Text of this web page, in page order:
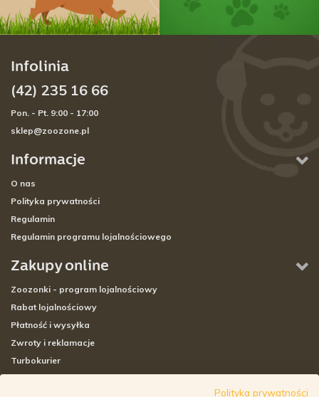
Informacje
O nas
Polityka prywatności
Regulamin
Regulamin programu lojalnościowego
Zakupy online
Zoozonki - program lojalnościowy
Rabat lojalnościowy
Płatność i wysyłka
Zwroty i reklamacje
Turbokurier
Infolinia
(42) 235 16 66
Pon. - Pt. 9:00 - 17:00
sklep@zoozone.pl
Polityka prywatności